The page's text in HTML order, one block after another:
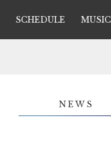
SCHEDULE MUSIC
NEWS